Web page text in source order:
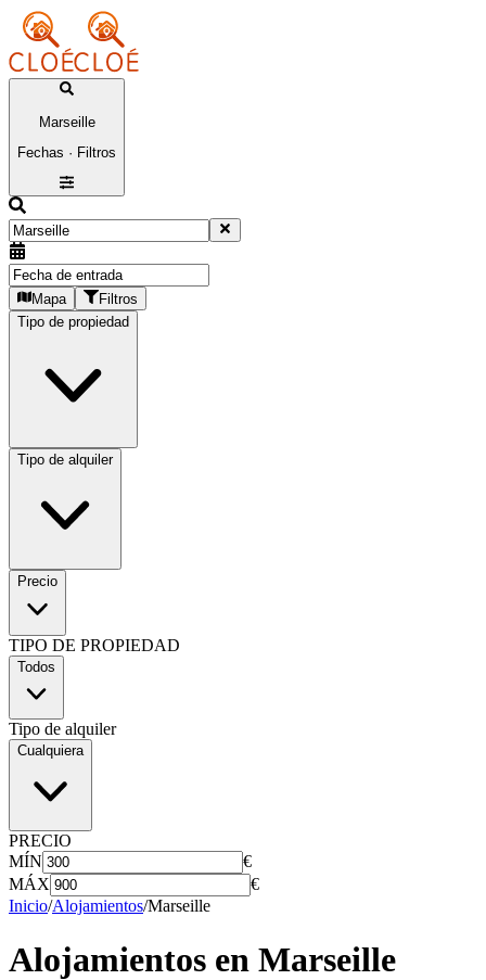
Marseille
Fechas · Filtros
Mapa
Filtros
Tipo de propiedad
Tipo de alquiler
Precio
TIPO DE PROPIEDAD
Todos
Tipo de alquiler
Cualquiera
PRECIO
MÍN
€
MÁX
€
Inicio/Alojamientos/Marseille
Alojamientos en Marseille